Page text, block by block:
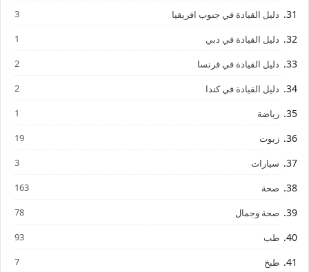
دليل القيادة في جنوب افريقيا 3
دليل القيادة في دبي 1
دليل القيادة في فرنسا 2
دليل القيادة في كندا 2
رياضة 1
زيوت 19
سيارات 3
صحة 163
صحة وجمال 78
طب 93
طبخ 7